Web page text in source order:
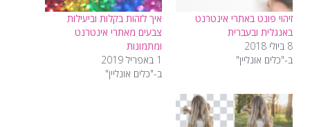
זיהוי פונט באתרי אינטרנט
באנגלית ובעברית
8 ביולי 2018
ב-"כלים אונליין"
איך לזהות בקלות וביעילות
צבעים מאתרי אינטרנט
ומתמונות
1 באפריל 2019
ב-"כלים אונליין"